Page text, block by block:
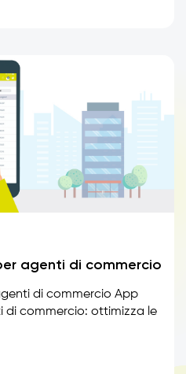
agenti di commercio
di commercio App
di commercio: ottimizza le